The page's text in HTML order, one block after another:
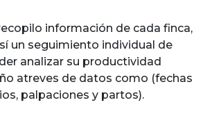
información de cada finca,
un seguimiento individual de
analizar su productividad
atreves de datos como (fechas
palpaciones y partos).